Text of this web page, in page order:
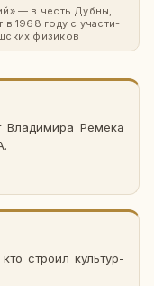
— в честь Дубны,
в 1968 году с уча­сти­
фи­зи­ков
Вла­ди­ми­ра Ремека
строил куль­тур­